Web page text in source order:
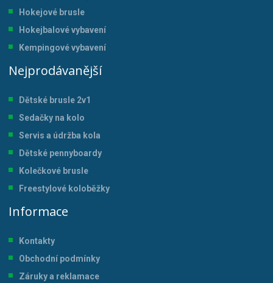
Hokejové brusle
Hokejbalové vybavení
Kempingové vybavení
Nejprodávanější
Dětské brusle 2v1
Sedačky na kolo
Servis a údržba kola
Dětské pennyboardy
Kolečkové brusle
Freestylové koloběžky
Informace
Kontakty
Obchodní podmínky
Záruky a reklamace